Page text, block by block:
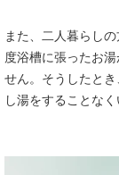
また、二人暮らし
度浴槽に張ったお
せん。そうしたと
し湯をすることな